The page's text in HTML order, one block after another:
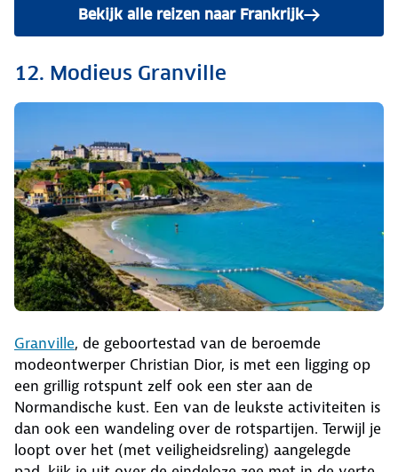
Bekijk alle reizen naar Frankrijk
12. Modieus Granville
Granville, de geboortestad van de beroemde
modeontwerper Christian Dior, is met een ligging op
een grillig rotspunt zelf ook een ster aan de
Normandische kust. Een van de leukste activiteiten is
dan ook een wandeling over de rotspartijen. Terwijl je
loopt over het (met veiligheidsreling) aangelegde